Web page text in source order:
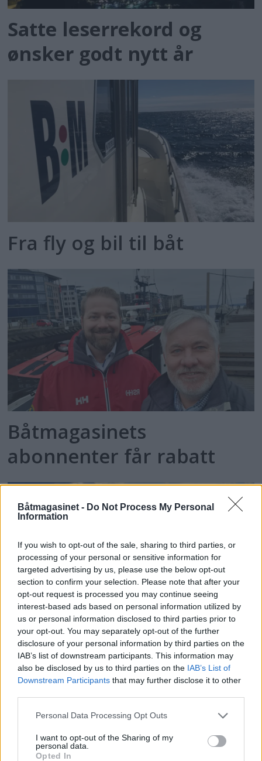
Båtmagasinet - Do Not Process My Personal
Information
If you wish to opt-out of the sale, sharing to third parties, or
processing of your personal or sensitive information for
targeted advertising by us, please use the below opt-out
section to confirm your selection. Please note that after your
opt-out request is processed you may continue seeing
interest-based ads based on personal information utilized by
us or personal information disclosed to third parties prior to
your opt-out. You may separately opt-out of the further
disclosure of your personal information by third parties on the
IAB’s list of downstream participants. This information may
also be disclosed by us to third parties on the IAB’s List of
Downstream Participants that may further disclose it to other
Personal Data Processing Opt Outs
I want to opt-out of the Sharing of my
personal data.
Opted In
Satte leserrekord og
ønsker godt nytt år
Fra fly og bil til båt
Båtmagasinets
abonnenter får rabatt
Sammen for båtfolket